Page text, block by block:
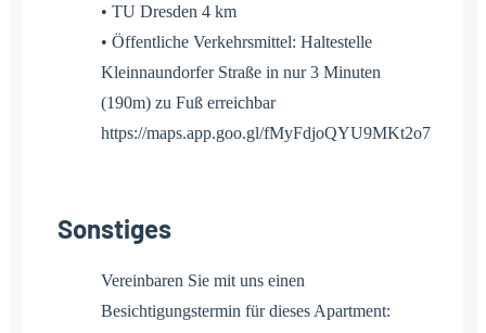
• TU Dresden 4 km
• Öffentliche Verkehrsmittel: Haltestelle
Kleinnaundorfer Straße in nur 3 Minuten
(190m) zu Fuß erreichbar
https://maps.app.goo.gl/fMyFdjoQYU9MKt2o7
Sonstiges
Vereinbaren Sie mit uns einen
Besichtigungstermin für dieses Apartment: